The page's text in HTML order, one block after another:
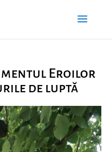
Eroilor
de luptă